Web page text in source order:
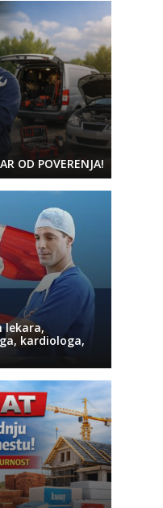
OD POVERENJA!
lekara,
kardiologa,